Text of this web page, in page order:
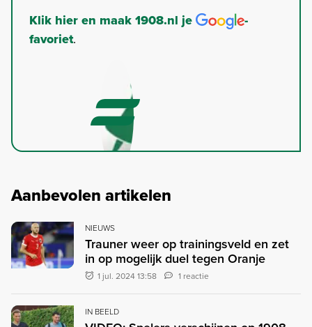
Klik hier en maak 1908.nl je
-
favoriet.
Aanbevolen artikelen
NIEUWS
Trauner weer op trainingsveld en zet
in op mogelijk duel tegen Oranje
1 jul. 2024 13:58 1 reactie
IN BEELD